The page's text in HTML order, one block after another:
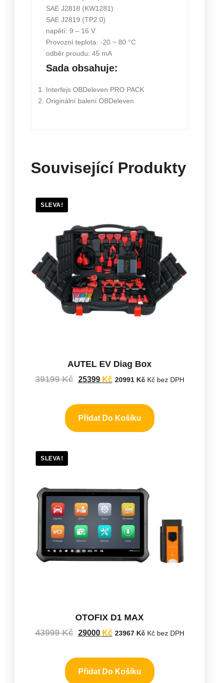
SAE J2818 (KW1281)
SAE J2819 (TP2.0)
napětí: 9 – 16 V
Provozní teplota: -20 ~ 80 °C
odběr proudu: 45 mA
Sada obsahuje:
Interfejs OBDeleven PRO PACK
Originální balení OBDeleven
Související Produkty
SLEVA!
AUTEL EV Diag Box
39199Kč 25399 Kč 20991 KčKč bez DPH
Přidat Do Košíku
SLEVA!
OTOFIX D1 MAX
43999Kč 29000 Kč 23967 KčKč bez DPH
Přidat Do Košíku